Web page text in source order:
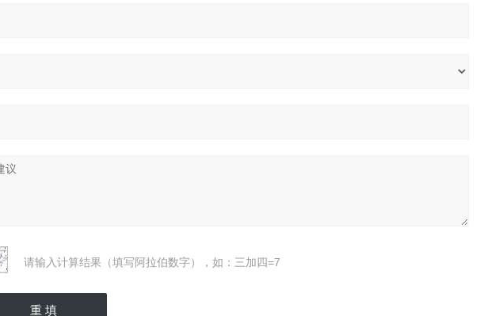
请输入计算结果（填写阿拉伯数字），如：三加四=7